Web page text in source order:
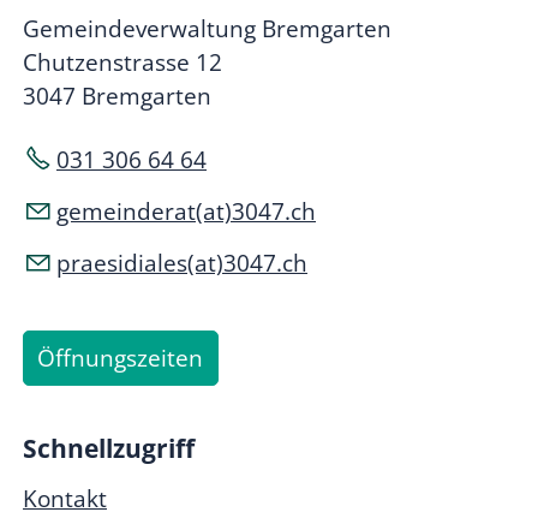
Gemeindeverwaltung Bremgarten
Chutzenstrasse 12
3047 Bremgarten
031 306 64 64
gemeinderat(at)3047.ch
praesidiales(at)3047.ch
Öffnungszeiten
Schnellzugriff
Kontakt